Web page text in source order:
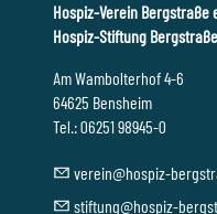
Hospiz-Verein Bergstraße
Hospiz-Stiftung Bergstraße
Am Wambolterhof 4-6
64625 Bensheim
Tel.: 06251 98945-0
v r n h sp z-b rgstr
stft ng h sp z-b